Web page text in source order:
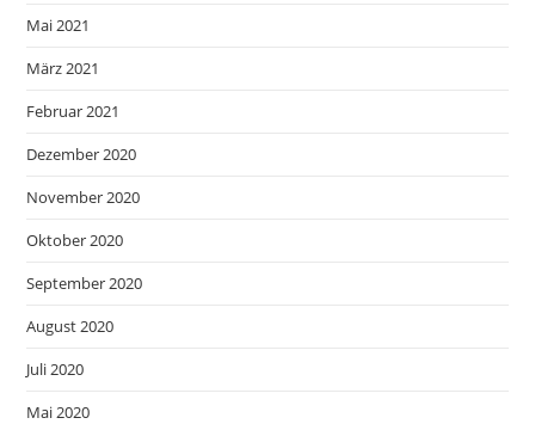
Mai 2021
März 2021
Februar 2021
Dezember 2020
November 2020
Oktober 2020
September 2020
August 2020
Juli 2020
Mai 2020